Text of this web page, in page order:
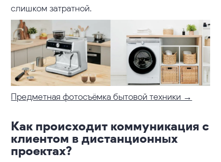
слишком затратной.
Предметная фотосъёмка бытовой техники →
Как происходит коммуникация с
клиентом в дистанционных
проектах?